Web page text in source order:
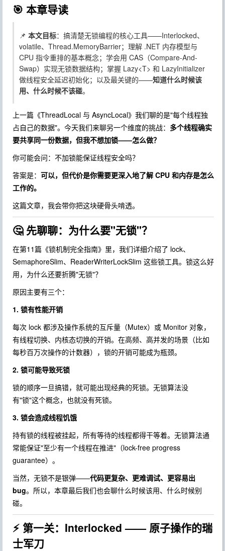
🎯 本章导读
📌 本文目标：搞清楚无锁编程的核心工具——Interlocked、
volatile、 Thread.MemoryBarrier；理解 .NET 内存模型与
CPU 指令重排的基本概念；学会用 CAS（Compare-And-
Swap）实现无锁数据结构；掌握 Lazy<T> 和 LazyInitializer
做线程安全延迟初始化；以及最关键的——知道什么时候该
用、什么时候不该碰。
上一篇《ThreadLocal 与 AsyncLocal》我们聊的是"每个线程独
占自己的数据"。今天我们来聊另一个维度的挑战： 多个线程确实
要共享同一份数据，但我不想加锁——怎么做？
你可能会问：不加锁能保证线程安全吗？
答案是： 可以，但代价是你需要更深入地了解 CPU 和内存是怎么
工作的。
这篇文章，我会带你把这块硬骨头啃透。
🤔 先聊聊：为什么要"无锁"？
在第11篇《锁机制完全指南》里，我们详细介绍了 lock、
SemaphoreSlim、 ReaderWriterLockSlim 这些锁工具。锁这么好
用，为什么还要折腾"无锁"？
原因主要有三个：
1. 锁有性能开销
每次 lock 都涉及操作系统的互斥量（Mutex）或 Monitor 对象，
有线程切换、内核态切换的开销。在高频、高并发的场景（比如
每秒百万次操作的计数器），锁的开销可能成为瓶颈。
2. 锁可能导致死锁
锁的顺序一旦搞错，就可能出现经典的死锁。无锁算法没
有"锁"这个概念，也就没有死锁。
3. 锁会造成线程饥饿
持有锁的线程被挂起，所有等待的线程都得干等着。无锁算法通
常能保证"至少有一个线程在推进"（lock-free progress
guarantee）。
当然，无锁不是银弹——代码更复杂、更难调试、更容易出
bug。所以，本章最后我们也会聊什么时候该用、什么时候别
碰。
⚡ 第一关：Interlocked —— 原子操作的瑞
士军刀